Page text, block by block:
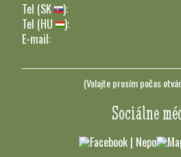
Tel (SK
):
Tel (HU
):
E-mail:
(Volajte prosím počas
Sociálne